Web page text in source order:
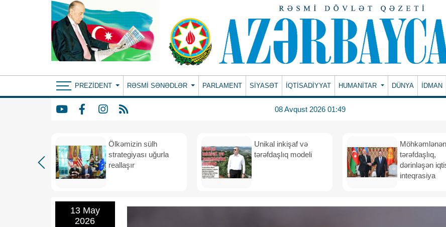
PREZIDENT RƏSMI SƏNƏDLƏR PARLAMENT SİYASƏT İQTİSADİYYAT HUMANITAR DÜNYA İDMAN
08 Avqust 2026 01:49
Ölkəmizin sülh
strategiyası uğurla
reallaşır
Unikal inkişaf və
tərəfdaşlıq modeli
tərəfdaşlıq,
dərinləşən
inteqrasiya
13 May
2026